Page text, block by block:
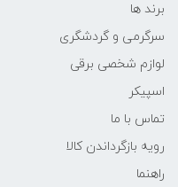
برند ها
سرگرمی و گردشگری
لوازم شخصی برقی
اسپیکر
تماس با ما
رویه بازگرداندن کالا
راهنما